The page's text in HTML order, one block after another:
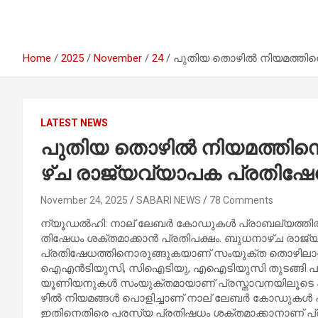
Home 2025 November 24 പു​തി​യ തൊ​ഴി​ൽ
LATEST NEWS
പു​തി​യ തൊ​ഴി​ൽ
ഴ്ച രാ​ജ്യ​വ്യാ​പ​ക
November 24, 2025 SABARI NEWS 78 Comments
ന്യൂ​ഡ​ൽ​ഹി: നാ​ല് ലേ​ബ​ർ കോ​ഡു​ക​ൾ പ്രാ​ബ​ല്യ​ത്തി​ൽ
തി​ഷേ​ധം ശ​ക്ത​മാ​ക്കാ​ൻ പ്ര​തി​പ​ക്ഷം. ബു​ധ​നാ​ഴ്ച
പ്ര​തി​ഷേ​ധ​ത്തി​നൊ​രു​ങ്ങു​ക​യാ​ണ് സം​യു​ക്ത
ഐ​എ​ൻ​ടി​യു​സി, സി​ഐ​ടി​യു, എ​ഐ​ടി​യു​സി തു​ട​ങ്ങി
യൂ​ണി​യ​നു​ക​ൾ സം​യു​ക്ത​മാ​യാ​ണ് പ്ര​സ്താ​വ​ന​യി​ലൂ​ടെ
ഴി​ൽ നി​യ​മ​ങ്ങ​ൾ പൊ​ളി​ച്ചാ​ണ് നാ​ല് ലേ​ബ​ർ
ഇ​തി​നെ​തി​രെ പ​ര​സ്യ പ്ര​തി​ഷ​ധം ശ​ക്ത​മാ​ക്കാ​നാ​ണ്